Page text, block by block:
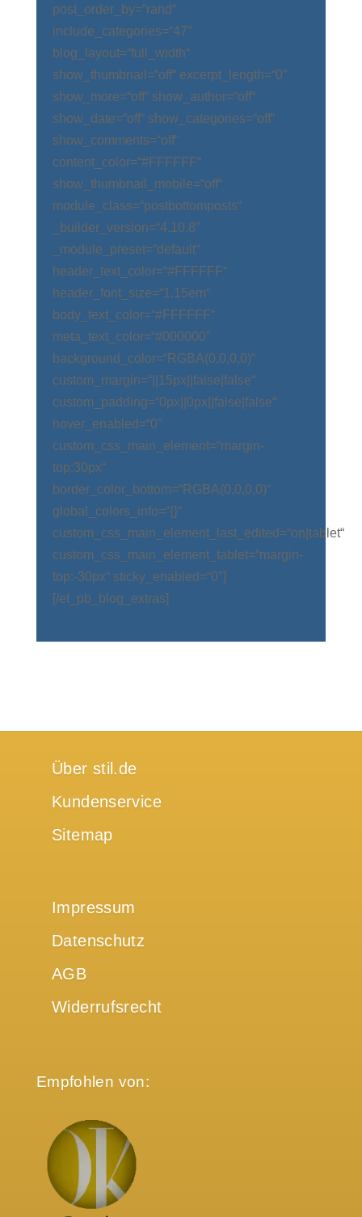
post_order_by=“rand“
include_categories=“47″
blog_layout=“full_width“
show_thumbnail=“off“ excerpt_length=“0″
show_more=“off“ show_author=“off“
show_date=“off“ show_categories=“off“
show_comments=“off“
content_color=“#FFFFFF“
show_thumbnail_mobile=“off“
module_class=“postbottomposts“
_builder_version=“4.10.8″
_module_preset=“default“
header_text_color=“#FFFFFF“
header_font_size=“1.15em“
body_text_color=“#FFFFFF“
meta_text_color=“#000000″
background_color=“RGBA(0,0,0,0)“
custom_margin=“||15px||false|false“
custom_padding=“0px||0px||false|false“
hover_enabled=“0″
custom_css_main_element=“margin-
top:30px“
border_color_bottom=“RGBA(0,0,0,0)“
global_colors_info=“{}“
custom_css_main_element_last_edited=“on|tablet“
custom_css_main_element_tablet=“margin-
top:-30px“ sticky_enabled=“0″]
[/et_pb_blog_extras]
Über stil.de
Kundenservice
Sitemap
Impressum
Datenschutz
AGB
Widerrufsrecht
Empfohlen von: